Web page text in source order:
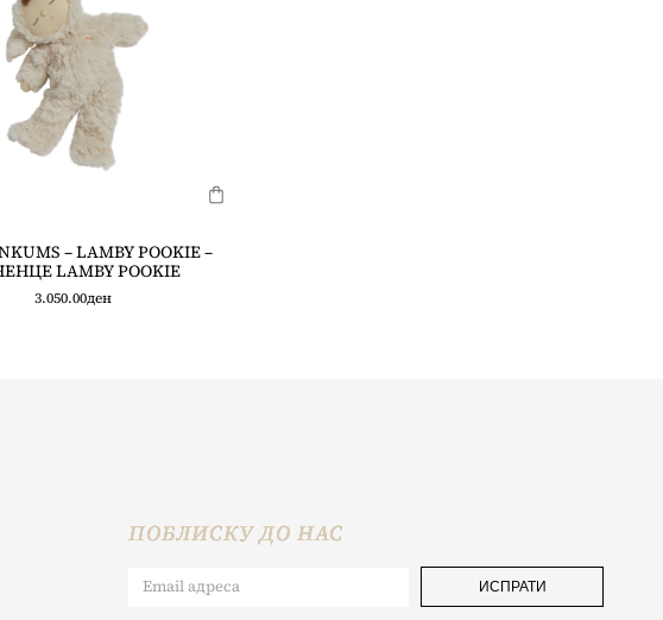
– LAMBY POOKIE –
LAMBY POOKIE
3.050.00ден
ПОБЛИСКУ ДО НАС
ИСПРАТИ